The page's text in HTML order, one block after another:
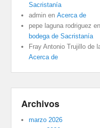
Sacristanía
admin enAcerca de
pepe laguna rodriguez en
bodega de Sacristanía
Fray Antonio Trujillo de
Acerca de
Archivos
marzo 2026